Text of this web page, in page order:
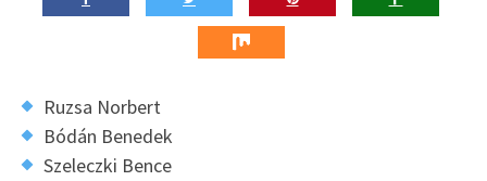
Ruzsa Norbert
Bódán Benedek
Szeleczki Bence